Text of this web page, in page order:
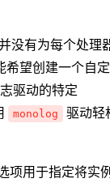
没有为每个处理
希望创建一个自
驱动的特定
monolog
驱动轻
项用于指定将实